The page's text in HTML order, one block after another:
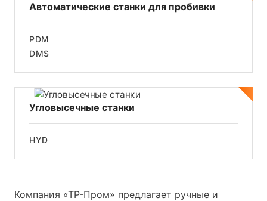
Автоматические станки для пробивки
PDM
DMS
Угловысечные станки
HYD
Компания «ТР-Пром» предлагает ручные и